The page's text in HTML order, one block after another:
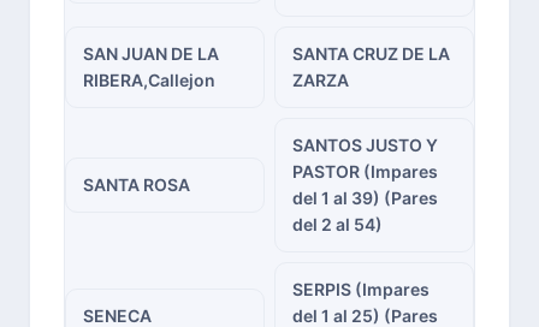
SAN JUAN DE LA
RIBERA,Callejon
SANTA CRUZ DE LA
ZARZA
SANTA ROSA
SANTOS JUSTO Y
PASTOR (Impares
del 1 al 39) (Pares
del 2 al 54)
SENECA
SERPIS (Impares
del 1 al 25) (Pares